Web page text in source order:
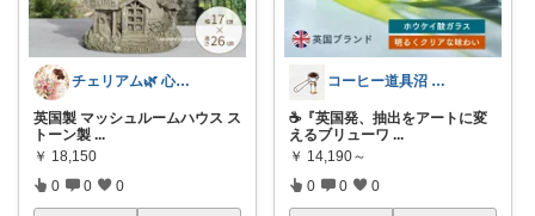
チェリアム🌿‬ 心地よい暮らし
英国製 マッシュルームハウス ス
トーン製 ...
￥ 18,150
0 0 0
コーヒー道具沼 ｜ strokes
☕『英国発、抽出をアートに変
えるブリューワ ...
￥ 14,190～
0 0 0